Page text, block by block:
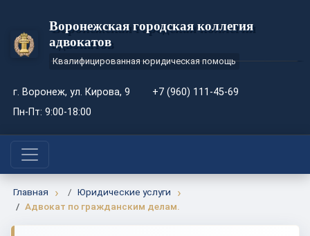
Воронежская городская коллегия
адвокатов
Квалифицированная юридическая помощь
г. Воронеж, ул. Кирова, 9
+7 (960) 111-45-69
Пн-Пт: 9:00-18:00
Главная
Юридические услуги
Адвокат по гражданским делам.